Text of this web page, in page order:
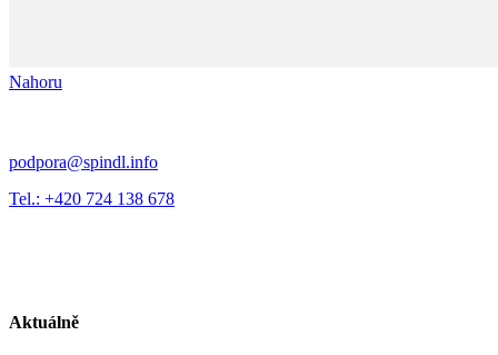
Nahoru
podpora@spindl.info
Tel.: +420 724 138 678
Aktuálně